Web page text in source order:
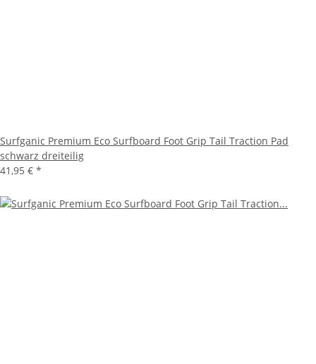
Surfganic Premium Eco Surfboard Foot Grip Tail Traction Pad
schwarz dreiteilig
41,95 € *